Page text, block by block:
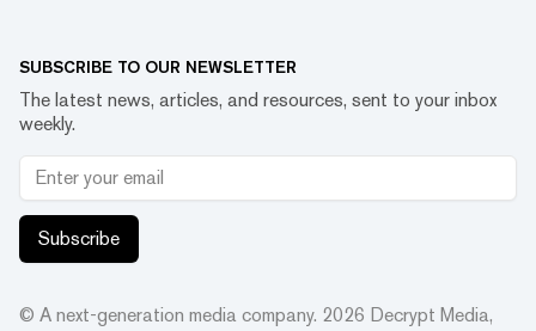
SUBSCRIBE TO OUR NEWSLETTER
The latest news, articles, and resources, sent to your inbox
weekly.
Subscribe
© A next-generation media company. 2026 Decrypt Media,